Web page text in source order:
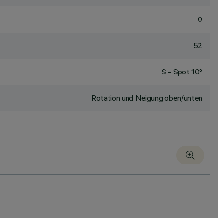
0
52
S - Spot 10°
Rotation und Neigung oben/unten